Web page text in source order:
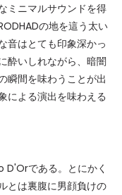
ミニマルサウンドを得
の地を這う太い
音はとても印象深かっ
酔いしれながら、暗闇
瞬間を味わうことが出
による演出を味わえる
D'Orである。とにかく
とは裏腹に男顔負けの